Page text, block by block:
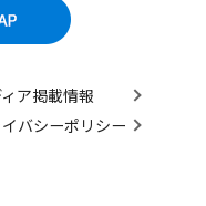
ア掲載情報
バシーポリシー